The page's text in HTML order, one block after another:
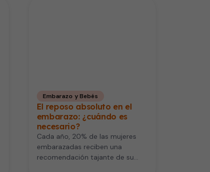
Embarazo y Bebés
El reposo absoluto en el
embarazo: ¿cuándo es
necesario?
Cada año, 20% de las mujeres
embarazadas reciben una
recomendación tajante de su